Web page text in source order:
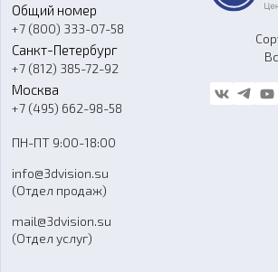
Программное обеспечение
Ремонт и услуги
О компании
Контакты
Гос. закупки
Стать дилером
Блог
FAQ
Общий номер
+7 (800) 333-07-58
Санкт-Петербург
+7 (812) 385-72-92
Москва
+7 (495) 662-98-58
ПН-ПТ 9:00-18:00
info@3dvision.su
(Отдел продаж)
mail@3dvision.su
(Отдел услуг)